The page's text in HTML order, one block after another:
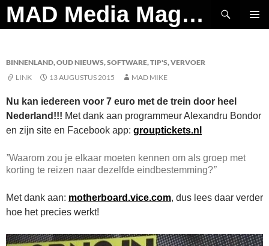
Ga
naar
MAD Media Magazine
Zoeken
BINNENLAND,OUD NIEUWS,SOFTWARE,TIP'S,VERVOER
LINK
13 AUGUSTUS 2015 MAD MIKE
Nu kan iedereen voor 7 euro met de trein door heel
Nederland!!! Met dank aan programmeur Alexandru Bondor
en zijn site en Facebook app: grouptickets.nl
”Waarom zou je elkaar moeten kennen om als groep met
korting te reizen naar dezelfde eindbestemming?”
Met dank aan: motherboard.vice.com, dus lees daar verder
hoe het precies werkt!